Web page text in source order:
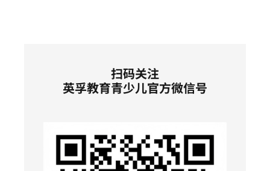
扫码关注
英孚教育青少儿官方微信号